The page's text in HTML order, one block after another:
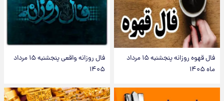
فال قهوه روزانه پنجشنبه ۱۵ مرداد
ماه ۱۴۰۵
فال روزانه واقعی پنجشنبه ۱۵ مرداد
۱۴۰۵